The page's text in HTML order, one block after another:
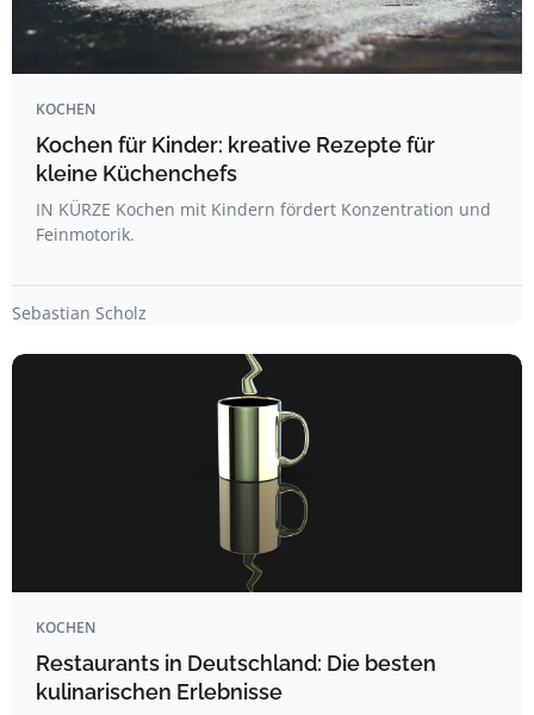
KOCHEN
Kochen für Kinder: kreative Rezepte für
kleine Küchenchefs
IN KÜRZE Kochen mit Kindern fördert Konzentration und
Feinmotorik.
Sebastian Scholz
KOCHEN
Restaurants in Deutschland: Die besten
kulinarischen Erlebnisse